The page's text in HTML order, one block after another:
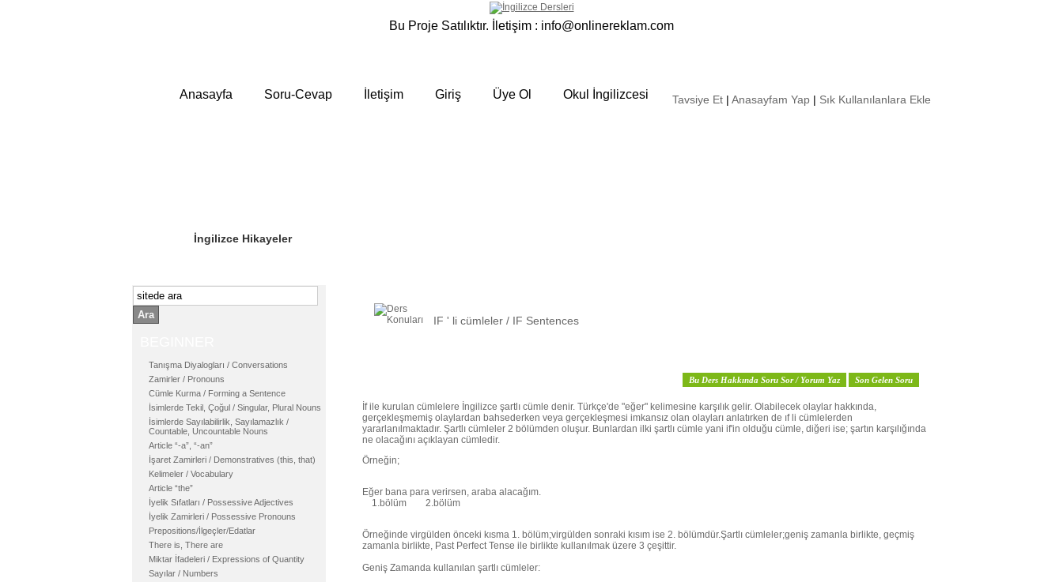
Bu Proje Satılıktır. İletişim : info@onlinereklam.com
Anasayfa Soru-Cevap İletişim Giriş Üye Ol Okul İngilizcesi Tavsiye Et | Anasayfam Yap | Sık Kullanılanlara Ekle
İngilizce Hikayeler
Ara
Tanışma Diyalogları / Conversations
Zamirler / Pronouns
Cümle Kurma / Forming a Sentence
İsimlerde Tekil, Çoğul / Singular, Plural Nouns
İsimlerde Sayılabilirlik, Sayılamazlık /
Countable, Uncountable Nouns
Article “-a”, “-an”
İşaret Zamirleri / Demonstratives (this, that)
Kelimeler / Vocabulary
Article “the”
İyelik Sıfatları / Possessive Adjectives
İyelik Zamirleri / Possessive Pronouns
Prepositions/İlgeçler/Edatlar
There is, There are
Miktar İfadeleri / Expressions of Quantity
Sayılar / Numbers
IF ' li cümleler / IF Sentences
Bu Ders Hakkında Soru Sor / Yorum Yaz Son Gelen Soru
İf ile kurulan cümlelere İngilizce şartlı cümle denir. Türkçe'de "eğer" kelimesine karşılık gelir. Olabilecek olaylar hakkında,
gerçekleşmemiş olaylardan bahsederken veya gerçekleşmesi imkansız olan olayları anlatırken de ıf li cümlelerden
yararlanılmaktadır. Şartlı cümleler 2 bölümden oluşur. Bunlardan ilki şartlı cümle yani if'in olduğu cümle, diğeri ise; şartın karşılığında
ne olacağını açıklayan cümledir.
Örneğin;
Eğer bana para verirsen, araba alacağım.
1.bölüm 2.bölüm
Örneğinde virgülden önceki kısma 1. bölüm;virgülden sonraki kısım ise 2. bölümdür.Şartlı cümleler;geniş zamanla birlikte, geçmiş
zamanla birlikte, Past Perfect Tense ile birlikte kullanılmak üzere 3 çeşittir.
Geniş Zamanda kullanılan şartlı cümleler: